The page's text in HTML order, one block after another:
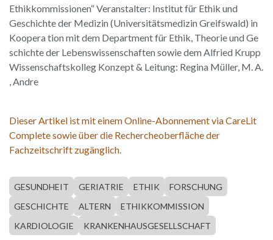
Ethikkommissionen“ Veranstalter: Institut für Ethik und
Geschichte der Medizin (Universitätsmedizin Greifswald) in
Koopera tion mit dem Department für Ethik, Theorie und Ge
schichte der Lebenswissenschaften sowie dem Alfried Krupp
Wissenschaftskolleg Konzept & Leitung: Regina Müller, M. A.
, Andre
Dieser Artikel ist mit einem Online-Abonnement via CareLit
Complete sowie über die Rechercheoberfläche der
Fachzeitschrift zugänglich.
GESUNDHEIT GERIATRIE ETHIK
FORSCHUNG
GESCHICHTE
ALTERN
ETHIKKOMMISSION
KARDIOLOGIE
KRANKENHAUSGESELLSCHAFT